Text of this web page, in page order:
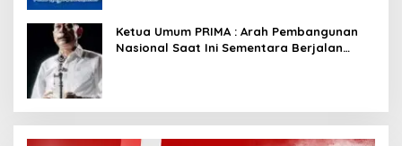
Ketua Umum PRIMA : Arah Pembangunan
Nasional Saat Ini Sementara Berjalan